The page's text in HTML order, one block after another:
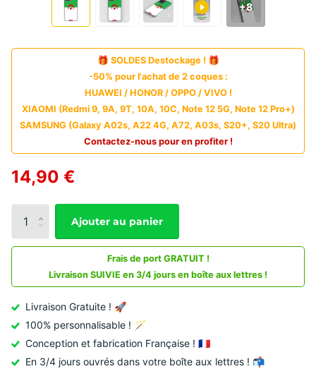
+8
🎁 SOLDES Destockage ! 🎁
-50% pour l'achat de 2 coques :
HUAWEI / HONOR / OPPO / VIVO !
XIAOMI (Redmi 9, 9A, 9T, 10A, 10C, Note 12 5G, Note 12 Pro+)
SAMSUNG (Galaxy A02s, A22 4G, A72, A03s, S20+, S20 Ultra)
Contactez-nous pour en profiter !
14,90 €
Ajouter au panier
Frais de port GRATUIT !
Livraison SUIVIE en 3/4 jours en boîte aux lettres !
Livraison Gratuite ! 🚀
100% personnalisable ! 🪄
Conception et fabrication Française ! 🇫🇷
En 3/4 jours ouvrés dans votre boîte aux lettres ! 📬